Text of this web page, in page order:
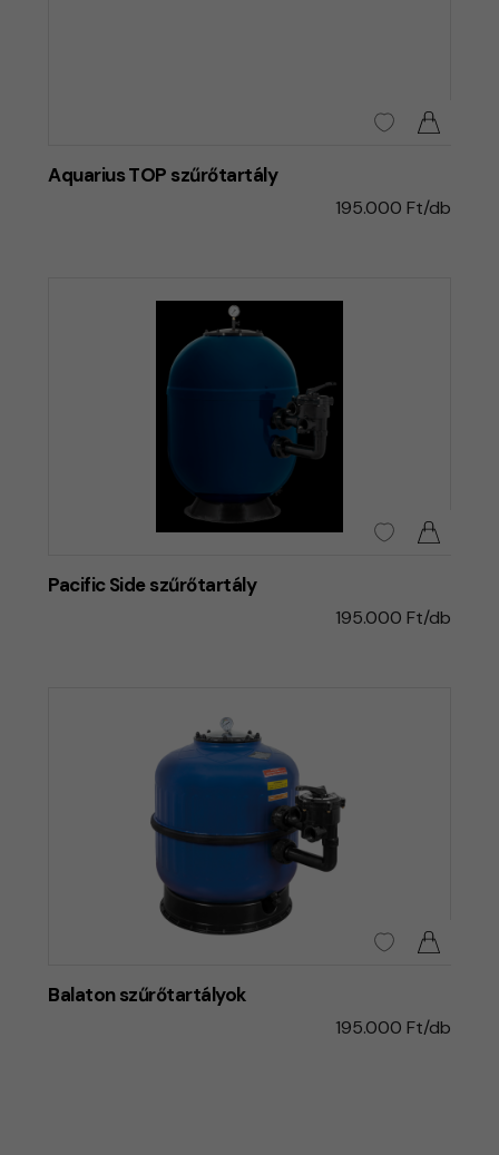
Aquarius TOP szűrőtartály
195.000 Ft/db
Pacific Side szűrőtartály
195.000 Ft/db
Balaton szűrőtartályok
195.000 Ft/db